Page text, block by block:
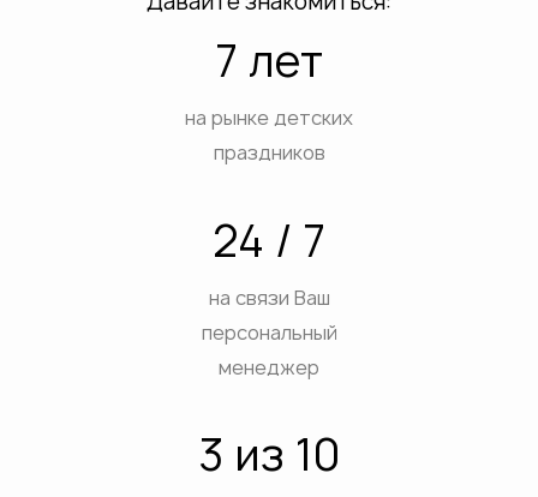
7 лет
на рынке детских
праздников
24 / 7
на связи Ваш
персональный
менеджер
3 из 10